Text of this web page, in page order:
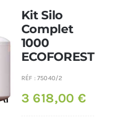
Kit Silo
Complet
1000
ECOFOREST
RÉF :75040/2
3 618,00€